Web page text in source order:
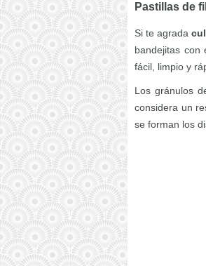
Pastillas de
Si te agrada
bandejitas con
fácil, limpio y
Los gránulos
considera un
se forman los